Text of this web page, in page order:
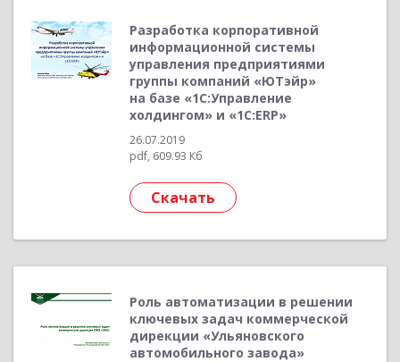
Разработка корпоративной
информационной системы
управления предприятиями
группы компаний «ЮТэйр»
на базе «1С:Управление
холдингом» и «1С:ERP»
26.07.2019
pdf, 609.93 Кб
Скачать
Роль автоматизации в решении
ключевых задач коммерческой
дирекции «Ульяновского
автомобильного завода»